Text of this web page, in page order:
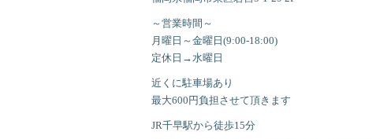
～営業時間～
月曜日～金曜日(9:00-18:00)
定休日→水曜日
近くに駐車場あり
最大600円負担させて頂きます
JR千早駅から徒歩15分